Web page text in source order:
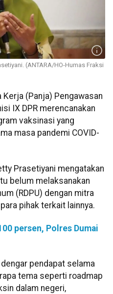
(ANTARA/HO-Humas Fraksi
Kerja (Panja) Pengawasan
IX DPR merencanakan
vaksinasi yang
masa pandemi COVID-
Prasetiyani mengatakan
belum melaksanakan
(RDPU) dengan mitra
pihak terkait lainnya.
persen, Polres Dumai
pendapat selama
tema seperti roadmap
dalam negeri,